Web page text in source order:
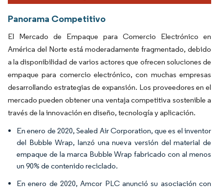
Panorama Competitivo
El Mercado de Empaque para Comercio Electrónico en
América del Norte está moderadamente fragmentado, debido
a la disponibilidad de varios actores que ofrecen soluciones de
empaque para comercio electrónico, con muchas empresas
desarrollando estrategias de expansión. Los proveedores en el
mercado pueden obtener una ventaja competitiva sostenible a
través de la innovación en diseño, tecnología y aplicación.
En enero de 2020, Sealed Air Corporation, que es el inventor
del Bubble Wrap, lanzó una nueva versión del material de
empaque de la marca Bubble Wrap fabricado con al menos
un 90% de contenido reciclado.
En enero de 2020, Amcor PLC anunció su asociación con